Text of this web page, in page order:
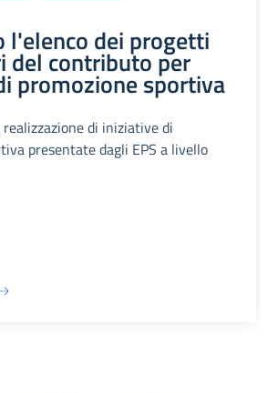
l'elenco dei progetti
del contributo per
promozione sportiva
di iniziative di
presentate dagli EPS a livello